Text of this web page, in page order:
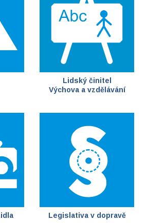
Lidský činitel
Výchova a vzdělávání
Legislativa v dopravě